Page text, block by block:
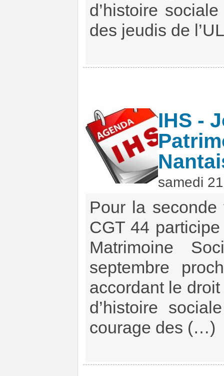
d’histoire
des jeudis de
IHS -
samedi
Pour la seconde
CGT 44
Matrimoine
septembre
accordant le
d’histoire
courage des (…)